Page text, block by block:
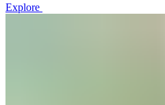
Explore ​​​​‌ ‍ ​‍​‍‌‍ ‌ ​‍‌‍‍‌‌‍‌ ‌‍‍‌‌‍ ‍​‍​‍​ ‍‍​‍​‍‌ ​ ‌‍​‌‌‍ ‍‌‍‍‌‌ ‌​‌ ‍‌​‍ ‍‌‍‍‌‌‍ ​‍​‍​‍ ​​‍​‍‌‍‍​‌ ​‍‌‍‌‌‌‍‌‍​‍​‍​ ‍‍​‍​‍‌‍‍​‌ ‌​‌ ‌​‌ ​​‌ ​ ​ ‍‍​‍ ​‍ ‌‍ ​​‍ ‌‌‍​‌‌‍ ‍‌‍‌​​‍ ‌‌ ​‍​‍ ‌‌‍‍​‌‍ ‌ ‌​‌‍‌‌‌‍ ​‌ ​ ​‍ ‌‌ ​ ‌ ‌​‌ ‌‌‌‍‌​‌‍‍‌‌‍ ​‍ ‍‌ ‌‍‌‍‌‌‌ ​‍‌‍​ ‌‍‌‌‌‍ ​​‍ ‍‌‍​‌‌ ​​‌ ​​​‍ ‌‍‍‌‌‍ ‍‌ ‌​‌‍‌‌‌‍ ‍‌ ‌​​‍ ‌‍‌‌‌‍‌​‌‍‍‌‌ ‌​​‍ ‌‍ ‌‌‍ ‌‍‌​‌‍‌‌​ ‌‌ ​​‌ ​‍‌‍‌‌‌ ​ ‌‍‌‌‌‍ ‍‌ ‌​‌‍​‌‌ ‌​‌‍‍‌‌‍ ‌‍ ‍​ ‍ ‌‍‍‌‌‍‌​​ ‌​ ​‌‌‍‌‍​ ‌‌‌‍​ ​ ​ ​ ‍​‌‍​‌‌‍​‌​‍ ‌​ ‍​​ ‍​​ ‌​​ ‍​​‍ ‌​ ‌​​ ​‍‌‍‌‌‌‍‌‍​‍ ‌​ ‍‌​ ‍​​ ​​‌‍‌‌​‍ ‌​ ‌ ‌‍‌​​ ‌​‌‍‌‌‌‍​ ‌‍‌​​ ‍‌​ ‍​​ ​ ‌‍​ ‌‍​‌‌‍‌‌​ ‍ ‌ ‌​‌ ‍‌‌ ​​‌‍‌‌​ ‌‌‍‍​‌‍ ‌ ‌​‌‍‌‌‌‍ ​‌‌​ ‌‍‍‌‌ ‌​‌‍‌‌‌‌​​‌‍​‌‌‍‌ ‌‍‌‌​ ‍ ‌ ​​‌‍​‌‌ ‌​‌‍‍​​ ‌‌ ​​‌‍​‌‌‍‌ ‌‍‌‌‌​​‍‌ ‌‌‌‍‍‌‌‍ ​‌‍‌​‌‍‌‌‌ ​‍​‍‌‌​ ‌‌‌​​‍‌‌ ‌‍‍ ‌‍‌‌‌ ‍‌​‍‌‌​ ​ ‌​‌​​‍‌‌​ ​ ‌​‌​​‍‌‌​ ​‍​ ​‍​ ‌ ​ ‌‌​ ‍​​ ‌ ​ ‍‌‌‍‌​‌‍​‍‌‍​ ‌‍‌‌‌‍​‍‌‍​ ‌‍‌‍​‍‌‌​ ​‍​ ​‍​‍‌‌​ ‌‌‌​‌​​‍ ‍‌‍​ ‌‍ ‌‍ ‍‌ ‌​‌‍‌‌‌‍ ‍‌ ‌​​‍‌‌​ ‌‌‌​​‍‌‌ ‌‍‍ ‌‍‌‌‌ ‍‌​‍‌‌​ ​ ‌​‌​​‍‌‌​ ​ ‌​‌​​‍‌‌​ ​‍​ ​‍‌‍‌‍​ ​‌‌‍‌‍​ ‌‌‌‍​‍​ ​​​ ​‍​ ‌ ​ ‍​​ ‌ ​ ​‍​ ‌​​‍‌‌​ ​‍​ ​‍​‍‌‌​ ‌‌‌​‌​​‍ ‍‌ ​ ‌‍‌‌‌‍​ ‌‍ ‌‍ ‍‌‍‌​‌‍​‌‌ ​‍‌ ‍‌‌​​ ‌ ‌​‌‍​‌​‍ ‍‌‍ ​‌‍​‌‌‍​‍‌‍‌‌‌‍ ​​ ‌‍​‍‌‍​‌‌ ​ ‌‍‌‌‌‌‌‌‌ ​‍‌‍ ​​ ‌‌‍‍​‌ ‌​‌ ‌​‌ ​​‌ ​ ​‍‌‌​ ​ ‌​​‌​‍‌‌​ ​‍‌​‌‍​‍‌‌​ ​‍‌​‌‍‌‍ ​​‍ ‌‌‍​‌‌‍ ‍‌‍‌​​‍ ‌‌ ​‍​‍ ‌‌‍‍​‌‍ ‌ ‌​‌‍‌‌‌‍ ​‌ ​ ​‍ ‌‌ ​ ‌ ‌​‌ ‌‌‌‍‌​‌‍‍‌‌‍ ​‍ ‍‌ ‌‍‌‍‌‌‌ ​‍‌‍​ ‌‍‌‌‌‍ ​​‍ ‍‌‍​‌‌ ​​‌ ​​​‍‌‍‌‍‍‌‌‍‌​​ ‌​ ​‌‌‍‌‍​ ‌‌‌‍​ ​ ​ ​ ‍​‌‍​‌‌‍​‌​‍ ‌​ ‍​​ ‍​​ ‌​​ ‍​​‍ ‌​ ‌​​ ​‍‌‍‌‌‌‍‌‍​‍ ‌​ ‍‌​ ‍​​ ​​‌‍‌‌​‍ ‌​ ‌ ‌‍‌​​ ‌​‌‍‌‌‌‍​ ‌‍‌​​ ‍‌​ ‍​​ ​ ‌‍​ ‌‍​‌‌‍‌‌​‍‌‍‌ ‌​‌ ‍‌‌ ​​‌‍‌‌​ ‌‌‍‍​‌‍ ‌ ‌​‌‍‌‌‌‍ ​‌‌​ ‌‍‍‌‌ ‌​‌‍‌‌‌‌​​‌‍​‌‌‍‌ ‌‍‌‌​‍‌‍‌ ​​‌‍​‌‌ ‌​‌‍‍​​ ‌‌ ​​‌‍​‌‌‍‌ ‌‍‌‌‌​​‍‌ ‌‌‌‍‍‌‌‍ ​‌‍‌​‌‍‌‌‌ ​‍​‍‌‌​ ‌‌‌​​‍‌‌ ‌‍‍ ‌‍‌‌‌ ‍‌​‍‌‌​ ​ ‌​‌​​‍‌‌​ ​ ‌​‌​​‍‌‌​ ​‍​ ​‍​ ‌ ​ ‌‌​ ‍​​ ‌ ​ ‍‌‌‍‌​‌‍​‍‌‍​ ‌‍‌‌‌‍​‍‌‍​ ‌‍‌‍​‍‌‌​ ​‍​ ​‍​‍‌‌​ ‌‌‌​‌​​‍ ‍‌‍​ ‌‍ ‌‍ ‍‌ ‌​‌‍‌‌‌‍ ‍‌ ‌​​‍‌‌​ ‌‌‌​​‍‌‌ ‌‍‍ ‌‍‌‌‌ ‍‌​‍‌‌​ ​ ‌​‌​​‍‌‌​ ​ ‌​‌​​‍‌‌​ ​‍​ ​‍‌‍‌‍​ ​‌‌‍‌‍​ ‌‌‌‍​‍​ ​​​ ​‍​ ‌ ​ ‍​​ ‌ ​ ​‍​ ‌​​‍‌‌​ ​‍​ ​‍​‍‌‌​ ‌‌‌​‌​​‍ ‍‌ ​ ‌‍‌‌‌‍​ ‌‍ ‌‍ ‍‌‍‌​‌‍​‌‌ ​‍‌ ‍‌‌​​ ‌ ‌​‌‍​‌​‍ ‍‌‍ ​‌‍​‌‌‍​‍‌‍‌‌‌‍ ​​‍‌‍‌ ​​‌‍‌‌‌ ​‍‌ ​ ‌ ​​‌‍‌‌‌‍​ ‌ ‌​‌‍‍‌‌ ‌‍‌‍‌‌​ ‌‌ ​​‌ ‌‌‌‍​‍‌‍ ​‌‍‍‌‌ ​ ‌‍‍​‌‍‌‌‌‍‌​​‍​‍‌ ‌